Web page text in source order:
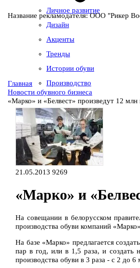
Личное развитие
Дизайн
Акценты
Тренды
Истории обуви
Производство
Название рекламодателя: ООО "Рикер
Главная
Новости обувного бизнеса
«Марко» и «Белвест» произведут 12 млн
21.05.2013 9269
«Марко» и
На совещании в белорусском
производства обуви компаний
На базе «Марко» предлагается
пар в год, или в 1,5 раза, и создать
производства обуви в 3 раза - с 2 до 6